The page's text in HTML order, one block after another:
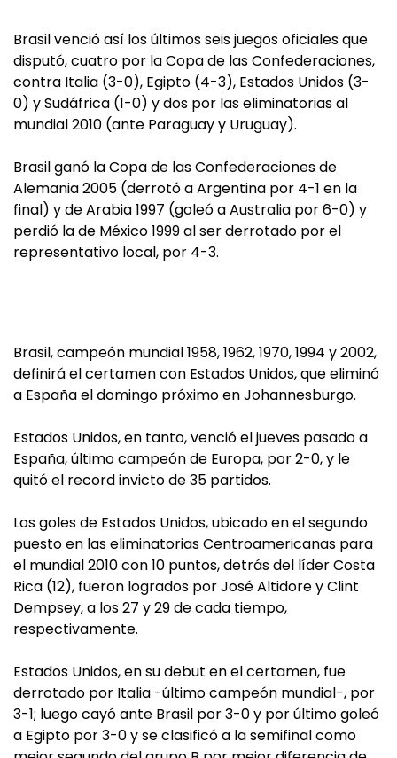
Brasil venció así los últimos seis juegos oficiales que
disputó, cuatro por la Copa de las Confederaciones,
contra Italia (3-0), Egipto (4-3), Estados Unidos (3-
0) y Sudáfrica (1-0) y dos por las eliminatorias al
mundial 2010 (ante Paraguay y Uruguay).
Brasil ganó la Copa de las Confederaciones de
Alemania 2005 (derrotó a Argentina por 4-1 en la
final) y de Arabia 1997 (goleó a Australia por 6-0) y
perdió la de México 1999 al ser derrotado por el
representativo local, por 4-3.
Brasil, campeón mundial 1958, 1962, 1970, 1994 y 2002,
definirá el certamen con Estados Unidos, que eliminó
a España el domingo próximo en Johannesburgo.
Estados Unidos, en tanto, venció el jueves pasado a
España, último campeón de Europa, por 2-0, y le
quitó el record invicto de 35 partidos.
Los goles de Estados Unidos, ubicado en el segundo
puesto en las eliminatorias Centroamericanas para
el mundial 2010 con 10 puntos, detrás del líder Costa
Rica (12), fueron logrados por José Altidore y Clint
Dempsey, a los 27 y 29 de cada tiempo,
respectivamente.
Estados Unidos, en su debut en el certamen, fue
derrotado por Italia -último campeón mundial-, por
3-1; luego cayó ante Brasil por 3-0 y por último goleó
a Egipto por 3-0 y se clasificó a la semifinal como